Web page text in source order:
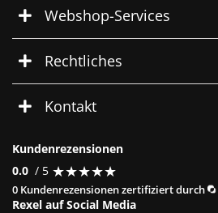
Webshop-Services
Rechtliches
Kontakt
Kundenrezensionen
0.0 / 5 ★★★★★
★★★★★
0 Kundenrezensionen zertifiziert durch
Rexel auf Social Media